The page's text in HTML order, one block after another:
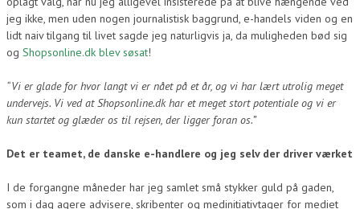
jeg ikke, men uden nogen journalistisk baggrund, e-handels viden og en
lidt naiv tilgang til livet sagde jeg naturligvis ja, da muligheden bød sig
og Shopsonline.dk blev søsat!
“Vi er glade for hvor langt vi er nået på et år, og vi har lært utrolig meget
undervejs. Vi ved at Shopsonline.dk har et meget stort potentiale og vi er
kun startet og glæder os til rejsen, der ligger foran os.”
Det er teamet, de danske e-handlere og jeg selv der driver værket
I de forgangne måneder har jeg samlet små stykker guld på gaden,
som i dag agere advisere, skribenter og medinitiativtager for mediet